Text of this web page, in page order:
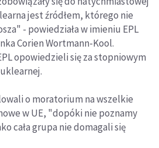
jest źródłem, którego nie
- powiedziała w imieniu EPL
Corien Wortmann-Kool.
opowiedzieli się za stopniowym
o moratorium na wszelkie
w UE, "dopóki nie poznamy
cała grupa nie domagali się